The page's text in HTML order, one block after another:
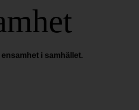
i samhället.